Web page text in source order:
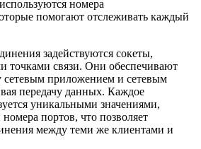
номера
помогают отслеживать каждый
задействуются сокеты,
точками связи. Они обеспечивают
сетевым приложением и сетевым
передачу данных. Каждое
уникальными значениями,
портов, что позволяет
между теми же клиентами и